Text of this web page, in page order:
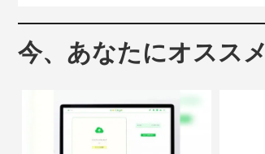
今、あなたにオススメ